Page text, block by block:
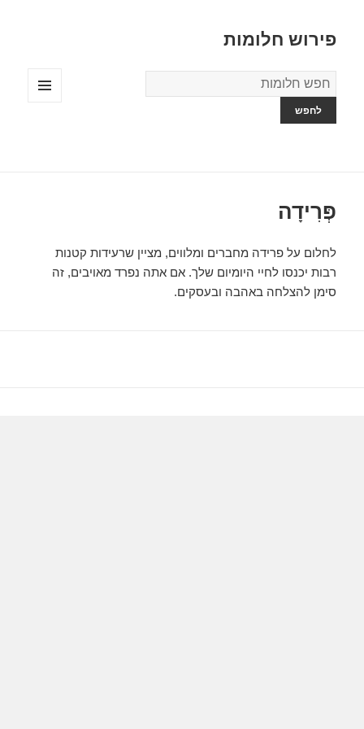
פירוש חלומות
מילון
החלומות
פְּרִידָה
לחלום על פרידה מחברים ומלווים, מציין שרעידות קטנות
רבות יכנסו לחיי היומיום שלך. אם אתה נפרד מאויבים, זה
סימן להצלחה באהבה ובעסקים.